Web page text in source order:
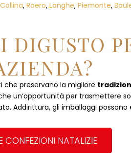
Collina, Roero, Langhe, Piemonte,
DIGUSTO
preservano la migliore
un’opportunità per trasmettere
Addirittura, gli imballaggi possono
CONFEZIONI NATALIZIE